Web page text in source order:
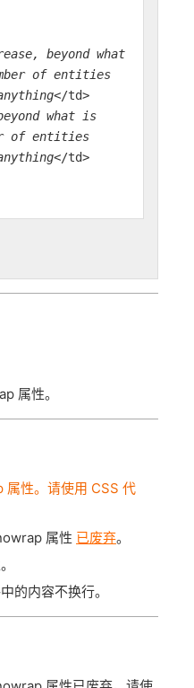
beyond what
of entities
</td>
what is
of entities
</td>
属性。
性。请使用 CSS 代
属性 已废弃。
的内容不换行。